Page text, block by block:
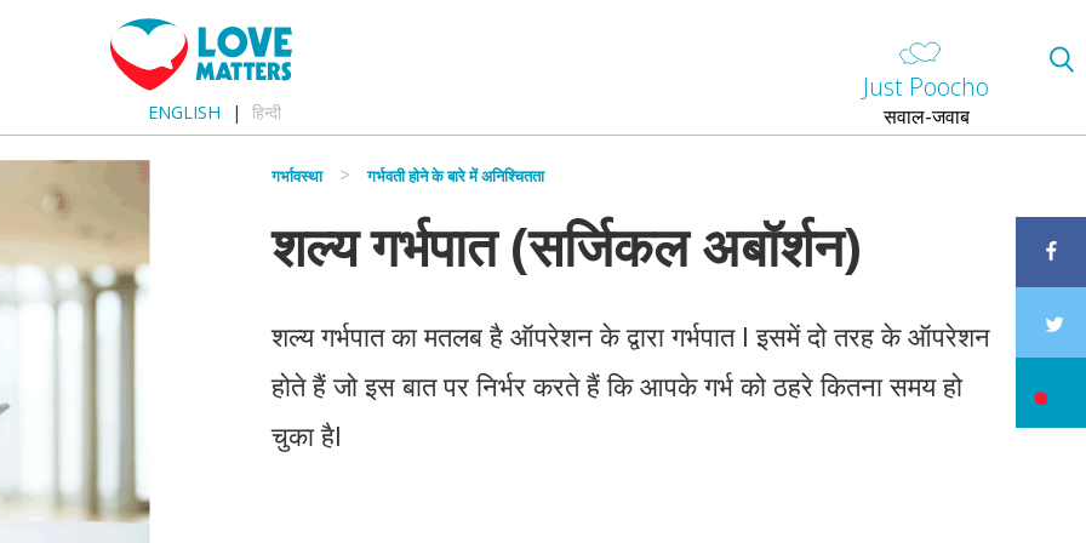
ENGLISH हिन्दी
Just Poocho
सवाल-जवाब
गर्भावस्था गर्भवती होने के बारे में अनिश्चितता
शल्य गर्भपात (सर्जिकल अबॉर्शन)
शल्य गर्भपात का मतलब है ऑपरेशन के द्वारा गर्भपात I इसमें दो तरह के ऑपरेशन
होते हैं जो इस बात पर निर्भर करते हैं कि आपके गर्भ को ठहरे कितना समय हो
चुका हैI